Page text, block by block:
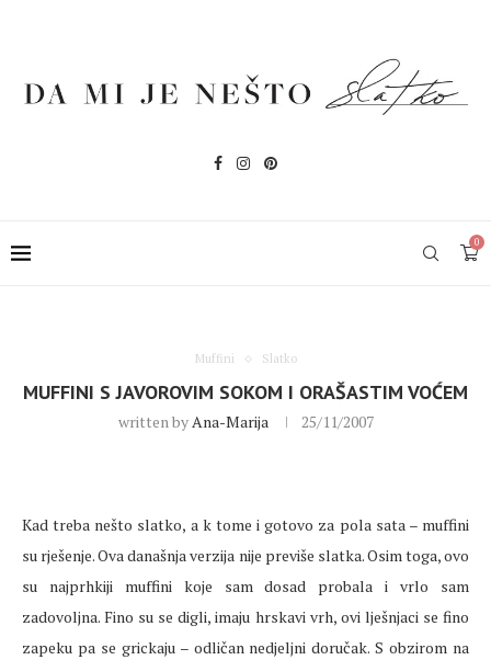
0
Muffini Slatko
MUFFINI S JAVOROVIM SOKOM I ORAŠASTIM VOĆEM
written byAna-Marija 25/11/2007
Kad treba nešto slatko, a k tome i gotovo za pola sata – muffini
su rješenje. Ova današnja verzija nije previše slatka. Osim toga, ovo
su najprhkiji muffini koje sam dosad probala i vrlo sam
zadovoljna. Fino su se digli, imaju hrskavi vrh, ovi lješnjaci se fino
zapeku pa se grickaju – odličan nedjeljni doručak. S obzirom na